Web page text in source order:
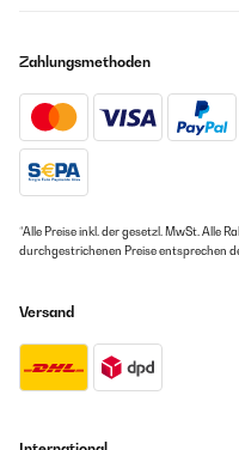
Zahlungsmethoden
*Alle Preise inkl. der gesetzl. MwSt. Alle
durchgestrichenen Preise entsprechen
Versand